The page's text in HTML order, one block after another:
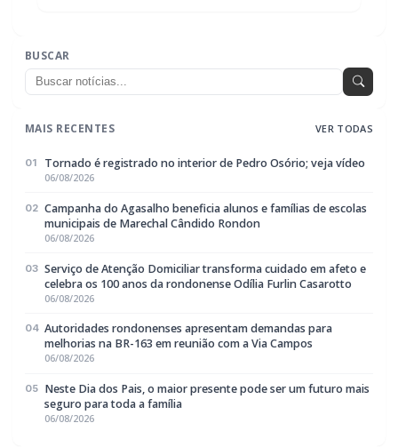
MAIS RECENTES
Tornado é registrado no interior de Pedro Osório; veja vídeo
06/08/2026
02 Campanha do Agasalho beneficia alunos e famílias de escolas
06/08/2026
celebra os 100 anos da rondonense Odília Furlin Casarotto
06/08/2026
melhorias na BR-163 em reunião com a Via Campos
06/08/2026
seguro para toda a família
06/08/2026
EDITORIAS
Geral